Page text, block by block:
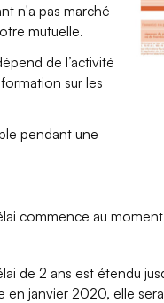
n'a pas marché
mutuelle.
de l’activité
sur les
pendant une
commence au
de 2 ans est étendu
janvier 2020, elle